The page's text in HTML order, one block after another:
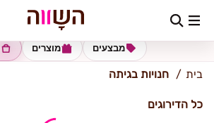
גיתה
מוצרים מבצעים
בית חנויות בגיתה
כל הדירוגים